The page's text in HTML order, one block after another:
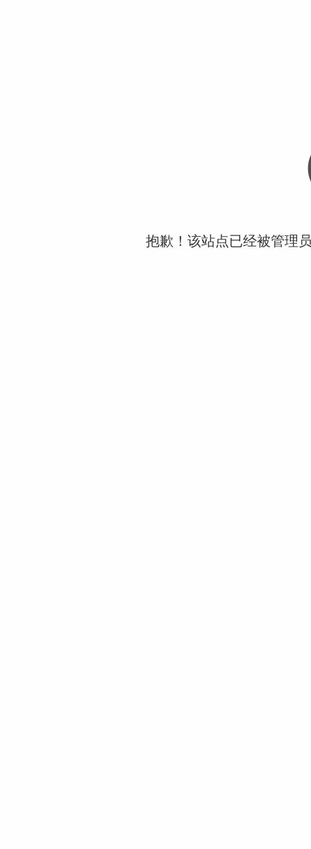
抱歉！该站点已经被管理